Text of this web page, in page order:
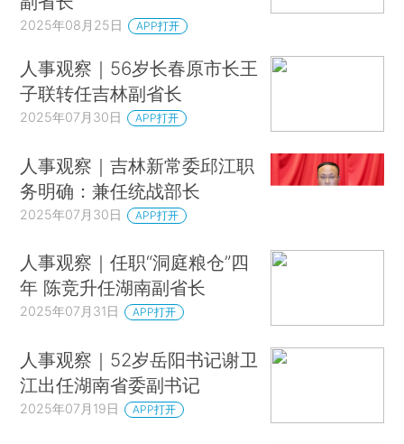
2025年08月25日 APP打开
人事观察｜56岁长春原市长王
子联转任吉林副省长
2025年07月30日 APP打开
人事观察｜吉林新常委邱江职
务明确：兼任统战部长
2025年07月30日 APP打开
人事观察｜任职“洞庭粮仓”四
年 陈竞升任湖南副省长
2025年07月31日 APP打开
人事观察｜52岁岳阳书记谢卫
江出任湖南省委副书记
2025年07月19日 APP打开